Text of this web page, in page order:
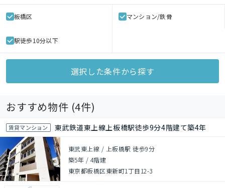
板橋区 マンション/鉄骨
駅徒歩10分以下
選択した条件から探す
おすすめ物件 (4件)
賃貸マンション 東武鉄道東上線上板橋駅徒歩9分4階建て築4年
東武東上線 / 上板橋駅 徒歩9分
築5年 / 4階建
東京都板橋区東新町1丁目12-3